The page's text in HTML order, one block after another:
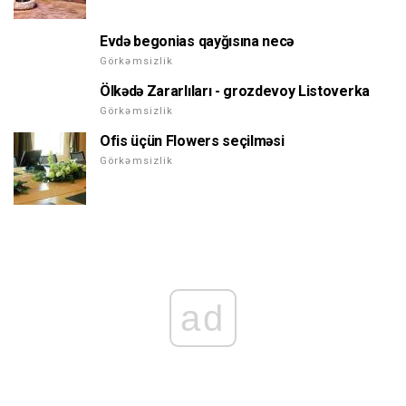
Evdə begonias qayğısına necə
Görkəmsizlik
Ölkədə Zararlıları - grozdevoy Listoverka
Görkəmsizlik
Ofis üçün Flowers seçilməsi
Görkəmsizlik
ad